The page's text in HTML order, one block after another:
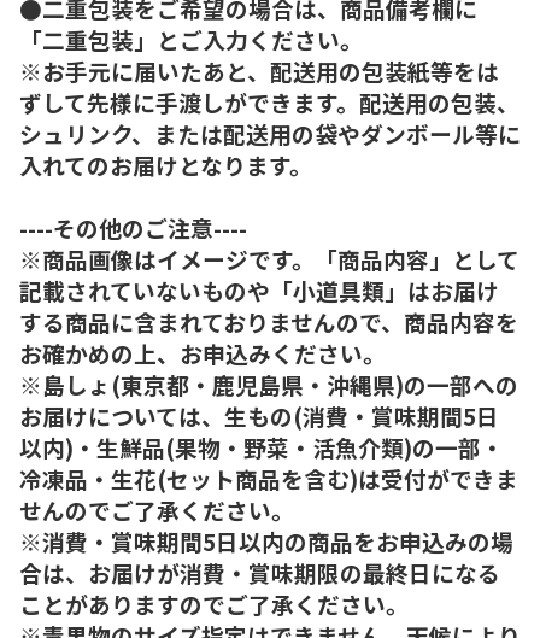
●二重包装をご希望の場合は、商品備考欄に
「二重包装」とご入力ください。
※お手元に届いたあと、配送用の包装紙等をは
ずして先様に手渡しができます。配送用の包装、
シュリンク、または配送用の袋やダンボール等に
入れてのお届けとなります。
----その他のご注意----
※商品画像はイメージです。「商品内容」として
記載されていないものや「小道具類」はお届け
する商品に含まれておりませんので、商品内容を
お確かめの上、お申込みください。
※島しょ(東京都・鹿児島県・沖縄県)の一部への
お届けについては、生もの(消費・賞味期間5日
以内)・生鮮品(果物・野菜・活魚介類)の一部・
冷凍品・生花(セット商品を含む)は受付ができま
せんのでご了承ください。
※消費・賞味期間5日以内の商品をお申込みの場
合は、お届けが消費・賞味期限の最終日になる
ことがありますのでご了承ください。